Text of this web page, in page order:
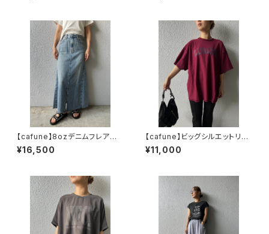
【cafune】8ozデニムフレアス
カート
¥16,500
【cafune】ビッグシルエットリバ
ーシブルT
¥11,000